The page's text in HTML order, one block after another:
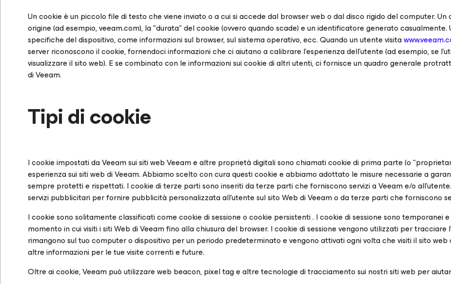
Un cookie è un piccolo file di testo che viene inviato o a cui si accede dal browser web o dal disco rigido del computer.
origine (ad esempio, veeam.com), la "durata" del cookie (ovvero quando scade) e un identificatore generato
specifiche del dispositivo, come informazioni sul browser, sul sistema operativo, ecc. Quando un utente visita
server riconoscono il cookie, fornendoci informazioni che ci aiutano a calibrare l'esperienza dell'utente (ad esempio, se
visualizzare il sito web). E se combinato con le informazioni sui cookie di altri utenti, ci fornisce un quadro generale
di Veeam.
Tipi di cookie
I cookie impostati da Veeam sui siti web Veeam e altre proprietà digitali sono chiamaticookie di prima parte(o
esperienza sui siti web di Veeam. Abbiamo scelto con cura questi cookie e abbiamo adottato le misure necessarie a
sempre protetti e rispettati. Icookie di terze partisono inseriti da terze parti che forniscono servizi a Veeam e/o all'utente.
servizi pubblicitari per fornire pubblicità personalizzata all'utente sul sito Web di Veeam o da terze parti che forniscono
I cookie sono solitamente classificati comecookie di sessioneocookie persistenti. I cookie di sessionesono temporanei
momento in cui visiti i siti Web di Veeam fino alla chiusura del browser. I cookie di sessionevengono utilizzati per tracciare
rimangono sul tuo computer o dispositivo per un periodo predeterminato e vengono attivati ogni volta che visiti il sito
altre informazioni per le tue visite correnti e future.
Oltre ai cookie, Veeam può utilizzare web beacon, pixel tag e altre tecnologie di tracciamento sui nostri siti web per